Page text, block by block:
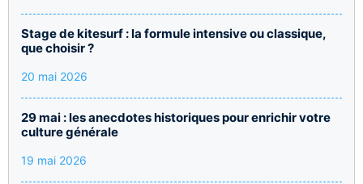
Stage de kitesurf : la formule intensive ou classique,
que choisir ?
20 mai 2026
29 mai : les anecdotes historiques pour enrichir votre
culture générale
19 mai 2026